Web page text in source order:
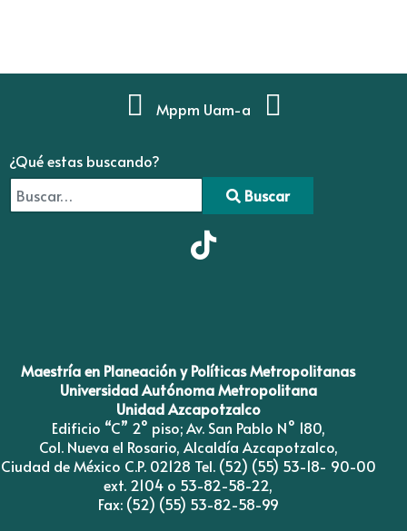
Mppm Uam-a
¿Qué estas buscando?
Buscar
Maestría en Planeación y Políticas Metropolitanas
Universidad Autónoma Metropolitana
Unidad Azcapotzalco
Edificio “C” 2° piso; Av. San Pablo N° 180,
Col. Nueva el Rosario, Alcaldía Azcapotzalco,
Ciudad de México C.P. 02128 Tel. (52) (55) 53-18- 90-00
ext. 2104 o 53-82-58-22,
Fax: (52) (55) 53-82-58-99